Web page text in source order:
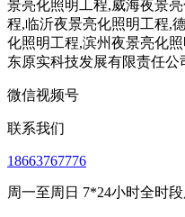
微信视频号
联系我们
18663767776
周一至周日 7*24小时全时